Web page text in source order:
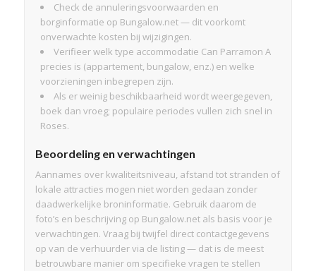
Check de annuleringsvoorwaarden en
borginformatie op Bungalow.net — dit voorkomt
onverwachte kosten bij wijzigingen.
Verifieer welk type accommodatie Can Parramon A
precies is (appartement, bungalow, enz.) en welke
voorzieningen inbegrepen zijn.
Als er weinig beschikbaarheid wordt weergegeven,
boek dan vroeg; populaire periodes vullen zich snel in
Roses.
Beoordeling en verwachtingen
Aannames over kwaliteitsniveau, afstand tot stranden of
lokale attracties mogen niet worden gedaan zonder
daadwerkelijke broninformatie. Gebruik daarom de
foto’s en beschrijving op Bungalow.net als basis voor je
verwachtingen. Vraag bij twijfel direct contactgegevens
op van de verhuurder via de listing — dat is de meest
betrouwbare manier om specifieke vragen te stellen